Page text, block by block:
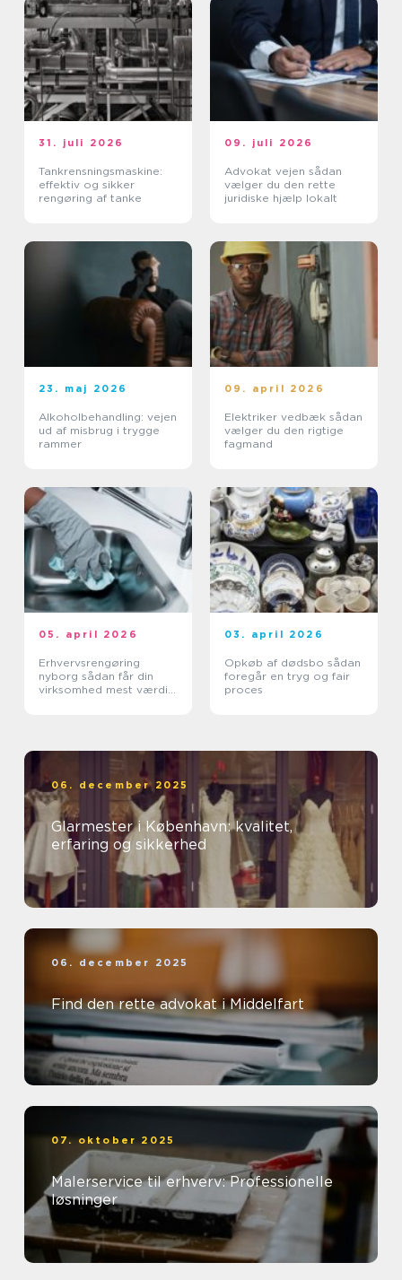
31. juli 2026
Tankrensningsmaskine:
effektiv og sikker
rengøring af tanke
09. juli 2026
Advokat vejen sådan
vælger du den rette
juridiske hjælp lokalt
23. maj 2026
Alkoholbehandling: vejen
ud af misbrug i trygge
rammer
09. april 2026
Elektriker vedbæk sådan
vælger du den rigtige
fagmand
05. april 2026
Erhvervsrengøring
nyborg sådan får din
virksomhed mest værdi
03. april 2026
Opkøb af dødsbo sådan
foregår en tryg og fair
proces
06. december 2025
Glarmester i København: kvalitet,
erfaring og sikkerhed
06. december 2025
Find den rette advokat i Middelfart
07. oktober 2025
Malerservice til erhverv: Professionelle
løsninger